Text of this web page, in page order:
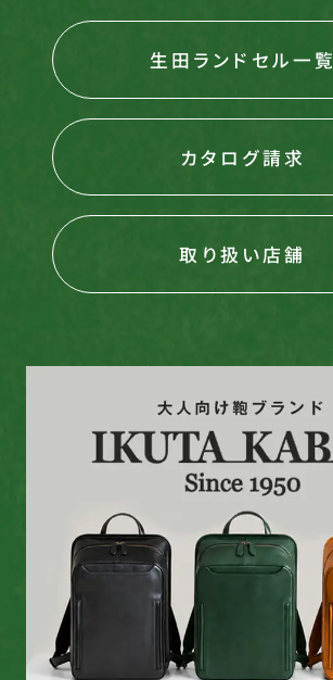
生田ランドセル一覧
カタログ請求
取り扱い店舗